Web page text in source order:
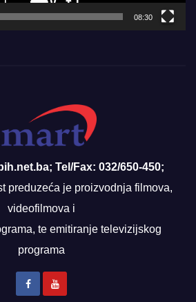
08:30
Tel/Fax: 032/650-450;
preduzeća je proizvodnja filmova,
videofilmova i
te emitiranje televizijskog
programa